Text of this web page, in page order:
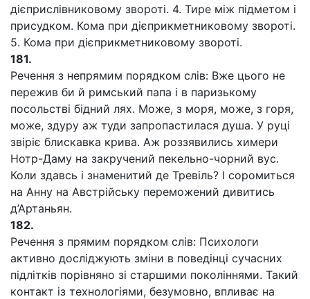
дієприслівниковому звороті. 4. Тире між підметом і
присудком. Кома при дієприкметниковому звороті.
5. Кома при дієприкметниковому звороті.
181.
Речення з непрямим порядком слів: Вже цього не
пережив би й римський папа і в паризькому
посольстві бідний лях. Може, з моря, може, з горя,
може, здуру аж туди запропастилася душа. У руці
звіріє блискавка крива. Аж роззявились химери
Нотр-Даму на закручений пекельно-чорний вус.
Коли здавсь і знаменитий де Тревіль? І соромиться
на Анну на Австрійську переможений дивитись
д’Артаньян.
182.
Речення з прямим порядком слів: Психологи
активно досліджують зміни в поведінці сучасних
підлітків порівняно зі старшими поколіннями. Такий
контакт із технологіями, безумовно, впливає на